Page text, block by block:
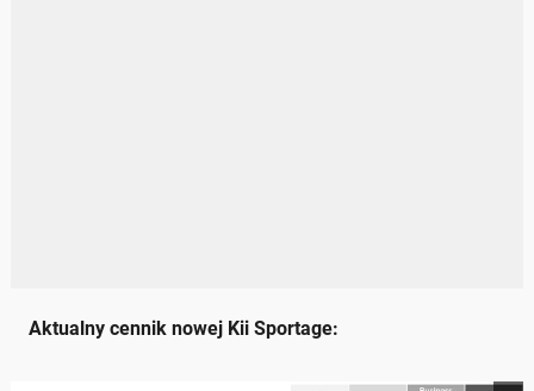
Aktualny cennik nowej Kii Sportage: